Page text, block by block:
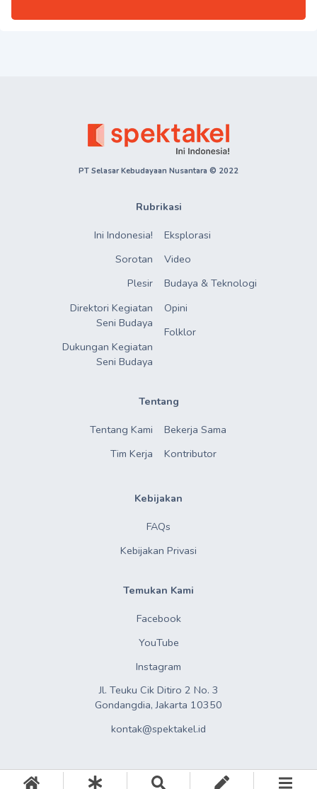
PT Selasar Kebudayaan Nusantara © 2022
Rubrikasi
Ini Indonesia!
Sorotan
Plesir
Direktori Kegiatan
Seni Budaya
Dukungan Kegiatan
Seni Budaya
Eksplorasi
Video
Budaya & Teknologi
Opini
Folklor
Tentang
Tentang Kami
Tim Kerja
Bekerja Sama
Kontributor
Kebijakan
FAQs
Kebijakan Privasi
Temukan Kami
Facebook
YouTube
Instagram
Jl. Teuku Cik Ditiro 2 No. 3
Gondangdia, Jakarta 10350
kontak@spektakel.id